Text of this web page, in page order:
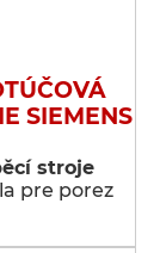
SIEMENS
stroje
pre porez